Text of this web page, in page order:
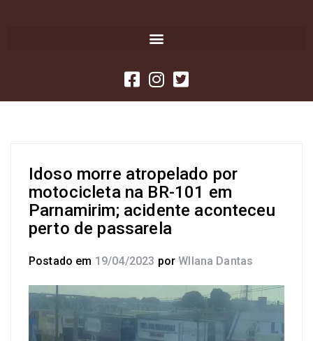
Idoso morre atropelado por
motocicleta na BR-101 em
Parnamirim; acidente aconteceu
perto de passarela
Postado em 19/04/2023 por Wllana Dantas